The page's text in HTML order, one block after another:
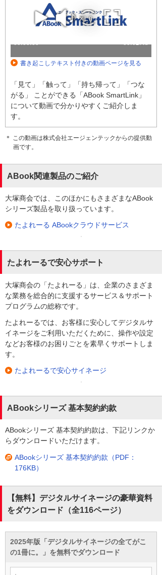
書き起こしテキスト付きの動画ページを見る
「見て」「触って」「持ち帰って」「つな
がる」 ことができる「ABook SmartLink」
について動画で分かりやすくご紹介しま
す。
＊ この動画は株式会社エージェンテックからの提供動
画です。
ABook関連製品のご紹介
大塚商会では、このほかにもさまざまなABook
シリーズ製品を取り扱っています。
たよれーる ABookクラウドサービス
たよれーるで安心サポート
大塚商会の「たよれーる」は、企業のさまざま
な業務を総合的に支援するサービス＆サポート
プログラムの総称です。
たよれーるでは、お客様に安心してデジタルサ
イネージをご利用いただくために、操作や設定
などお客様のお困りごとを素早くサポートしま
す。
たよれーるで安心サイネージ
ABookシリーズ 基本契約約款
ABookシリーズ 基本契約約款は、下記リンクか
らダウンロードいただけます。
ABookシリーズ 基本契約約款（PDF：
176KB）
【無料】デジタルサイネージの豪華資料
をダウンロード（全116ページ）
2025年版「デジタルサイネージの全てがこ
の1冊に。」を無料でダウンロード